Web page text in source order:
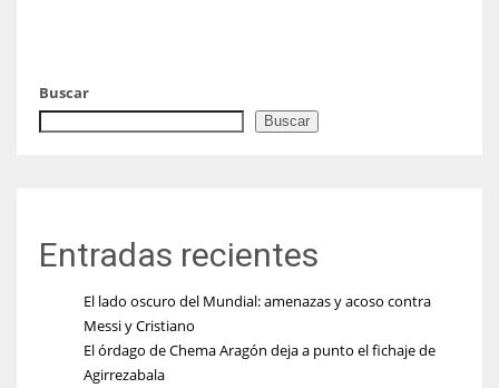
Buscar
Buscar
Entradas recientes
El lado oscuro del Mundial: amenazas y acoso contra
Messi y Cristiano
El órdago de Chema Aragón deja a punto el fichaje de
Agirrezabala